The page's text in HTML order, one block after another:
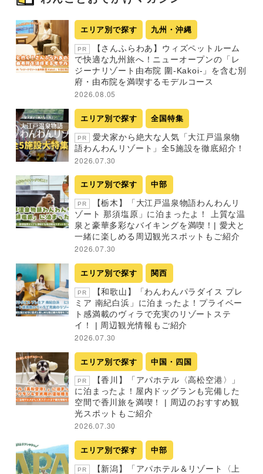
エリア別で探す 九州・沖縄
PR
【さんふらわあ】ウィズペットルーム
で快適な九州旅へ！ニューオープンの「レ
ジーナリゾート由布院 圍-Kakoi-」を含む別
府・由布院を満喫するモデルコース
2026.08.05
エリア別で探す 全国特集
PR
愛犬家から絶大な人気「大江戸温泉物
語わんわんリゾート」全5施設を徹底紹介！
2026.07.30
エリア別で探す 中部
PR
【栃木】「大江戸温泉物語わんわんリ
ゾート 那須塩原」に泊まったよ！ 上質な温
泉と豪華多彩なバイキングを満喫！| 愛犬と
一緒に楽しめる周辺観光スポットもご紹介
2026.07.30
エリア別で探す 関西
PR
【和歌山】「わんわんパラダイス プレ
ミア 南紀白浜」に泊まったよ！プライベー
ト感満載のヴィラで充実のリゾートステ
イ！ | 周辺観光情報もご紹介
2026.07.30
エリア別で探す 中国・四国
PR
【香川】「アパホテル〈高松空港〉」
に泊まったよ！屋内ドッグランも完備した
空間で香川旅を満喫！ | 周辺のおすすめ観
光スポットもご紹介
2026.07.30
エリア別で探す 中部
PR
【新潟】「アパホテル＆リゾート〈上